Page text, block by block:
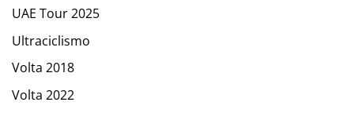
UAE Tour 2025
Ultraciclismo
Volta 2018
Volta 2022